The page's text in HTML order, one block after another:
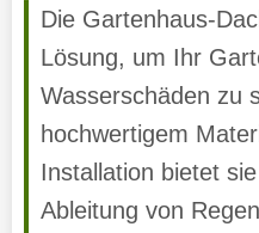
Die Gartenhaus-
Lösung, um Ihr
Wasserschäden zu
hochwertigem
Installation bietet
Ableitung von